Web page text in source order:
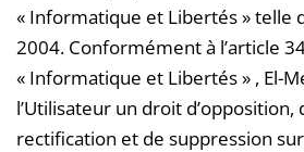
« Informatique et Libertés » telle
2004. Conformément à l’article
« Informatique et Libertés » , El-
l’Utilisateur un droit d’opposition,
rectification et de suppression